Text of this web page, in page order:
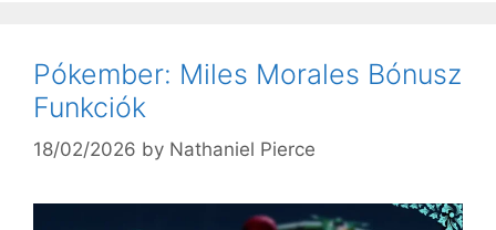
Pókember: Miles Morales Bónusz
Funkciók
18/02/2026 by Nathaniel Pierce